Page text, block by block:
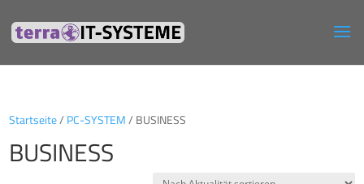
Startseite/ PC-SYSTEM/ BUSINESS
BUSINESS